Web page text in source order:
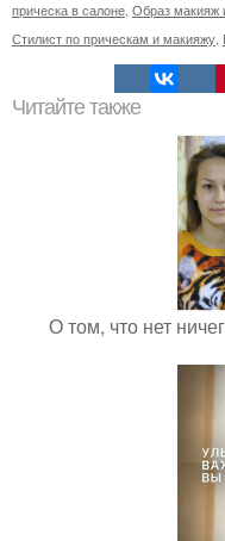
прическа в салоне Образ макияж
Стилист по прическам и макияжу
Читайте также
О том, что нет